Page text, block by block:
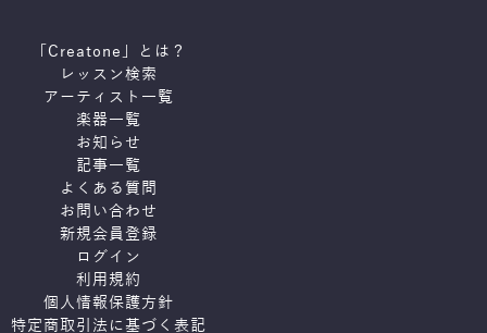
「Creatone」とは？
レッスン検索
アーティスト一覧
楽器一覧
お知らせ
記事一覧
よくある質問
お問い合わせ
新規会員登録
ログイン
利用規約
個人情報保護方針
特定商取引法に基づく表記